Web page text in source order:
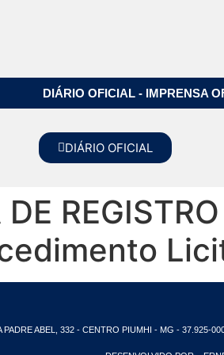
DIÁRIO OFICIAL - IMPRENSA
DIÁRIO OFICIAL
DE
PADRE ABEL, 332 - CENTRO PIUMHI - MG - 37.925-